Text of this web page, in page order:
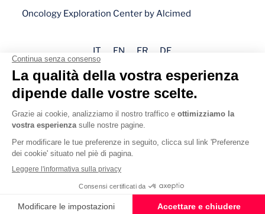
Oncology Exploration Center by Alcimed
IT EN FR DE
Note legali
Informativa sulla privacy
Gestione dei cookie